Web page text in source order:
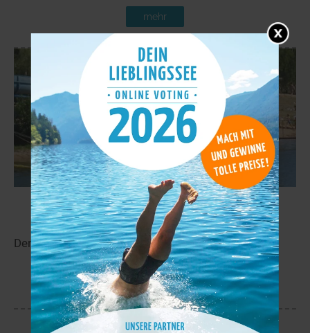
mehr
Silber See 148,1 km
Der Silber See liegt in der Nähe von Malšova Lhota.
mehr